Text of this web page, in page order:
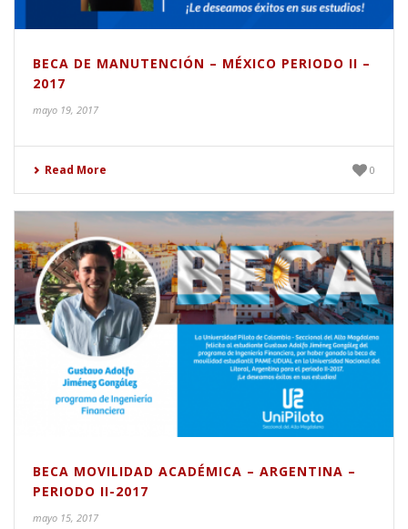
BECA DE MANUTENCIÓN – MÉXICO PERIODO II –
2017
mayo 19, 2017
Read More 0
BECA MOVILIDAD ACADÉMICA – ARGENTINA –
PERIODO II-2017
mayo 15, 2017